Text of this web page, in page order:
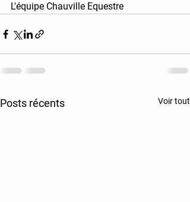
L'équipe Chauville Equestre
Posts récents Voir tout